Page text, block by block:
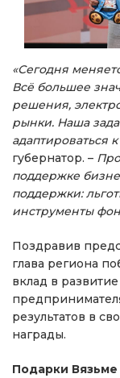
«Сегодня
Всё большее
решения,
рынки. Наша
адаптироваться
губернатор. –
поддержке
поддержки:
инструменты
Поздравив
глава региона
вклад в
результатов в
награды.
Подарки